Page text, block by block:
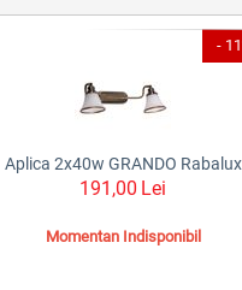
-
Aplica 2x40w GRANDO Rabalux
191,00 Lei
Momentan Indisponibil